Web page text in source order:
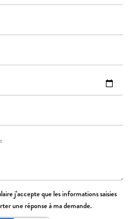
j’accepte que les informations saisies
une réponse à ma demande.